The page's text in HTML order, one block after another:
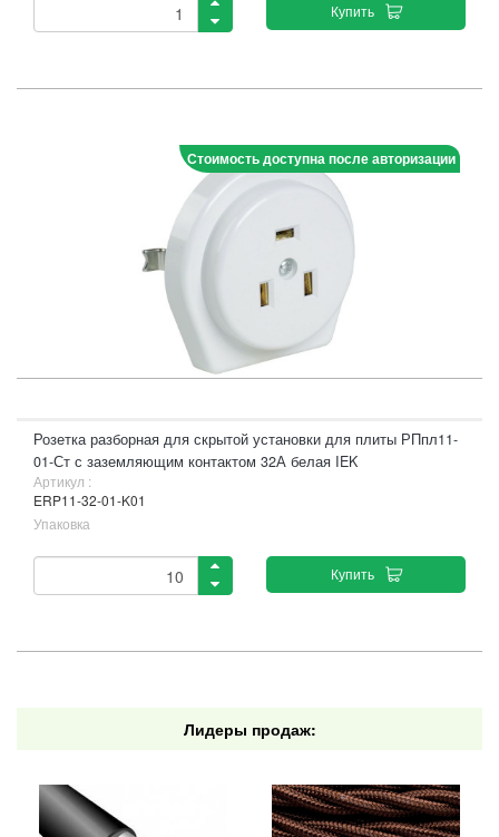
Купить
Стоимость доступна после авторизации
Розетка разборная для скрытой установки для плиты РПпл11-
01-Ст с заземляющим контактом 32А белая IEK
Артикул :
ERP11-32-01-K01
Упаковка
Купить
Лидеры продаж: